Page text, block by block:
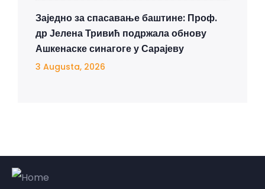
Заједно за спасавање баштине: Проф.
др Јелена Тривић подржала обнову
Ашкенаске синагоге у Сарајеву
3 Augusta, 2026